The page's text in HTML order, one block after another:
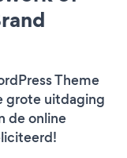
Theme
grote uitdaging
de online